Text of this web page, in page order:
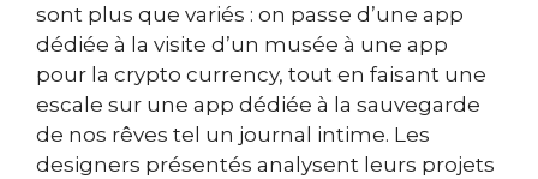
sont plus que variés : on passe d’une app
dédiée à la visite d’un musée à une app
pour la crypto currency, tout en faisant une
escale sur une app dédiée à la sauvegarde
de nos rêves tel un journal intime. Les
designers présentés analysent leurs projets